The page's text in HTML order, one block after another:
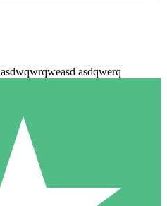
asdwqwrqweasd asdqwerq